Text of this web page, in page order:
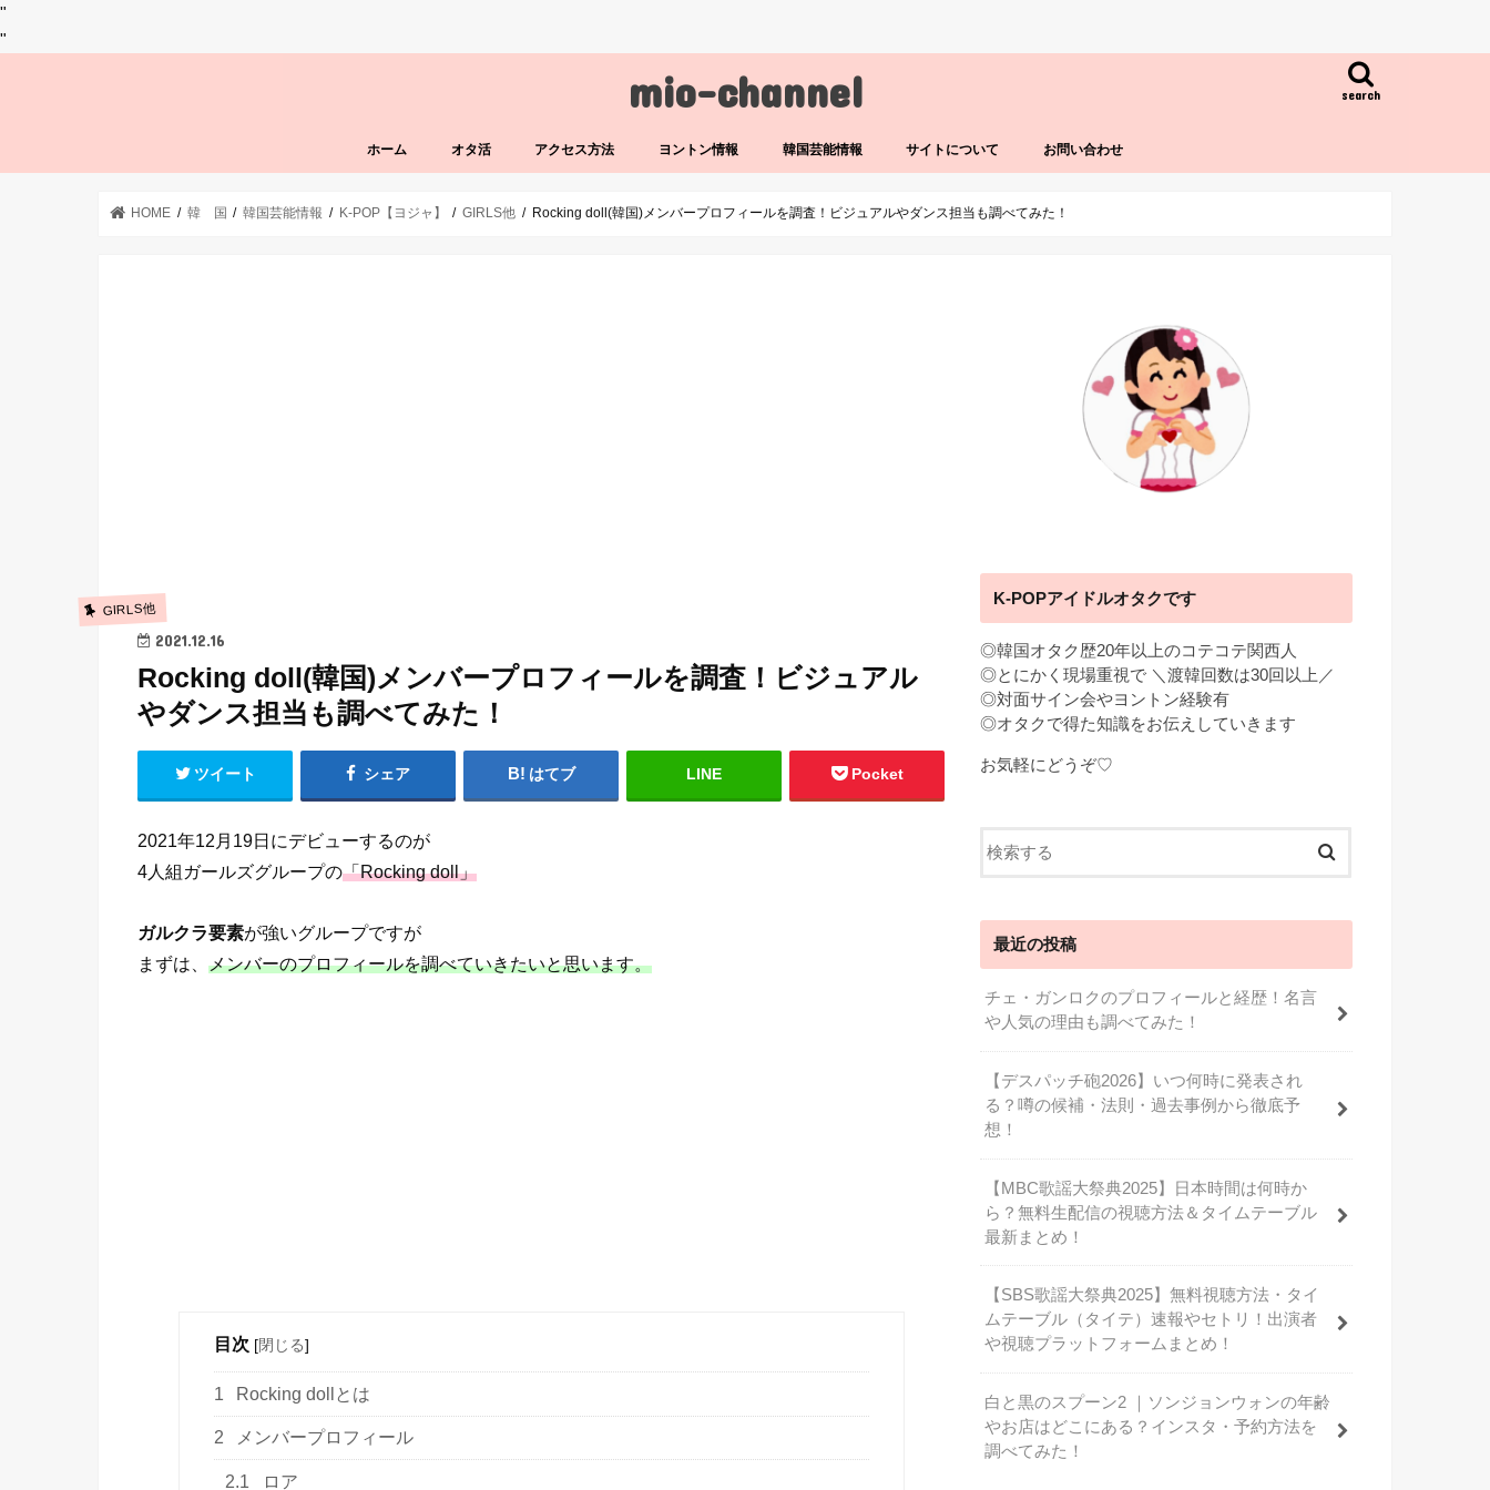
"
"
mio-channel search
ホーム オタ活 アクセス方法 ヨントン情報 韓国芸能情報 サイトについて お問い合わせ
HOME 韓 国 韓国芸能情報 K-POP【ヨジャ】 GIRLS他 Rocking doll(韓国)メンバープロフィールを調査！ビジュアルやダンス担当も調べてみた！
GIRLS他
2021.12.16
Rocking doll(韓国)メンバープロフィールを調査！ビジュアル
やダンス担当も調べてみた！
ツイート シェア はてブ LINE Pocket
2021年12月19日にデビューするのが
4人組ガールズグループの「Rocking doll」
ガルクラ要素が強いグループですが
まずは、 メンバーのプロフィールを調べていきたいと思います。
目次 [閉じる]
1 Rocking dollとは
2 メンバープロフィール
2.1 ロア
K-POPアイドルオタクです
◎韓国オタク歴20年以上のコテコテ関西人
◎とにかく現場重視で ＼渡韓回数は30回以上／
◎対面サイン会やヨントン経験有
◎オタクで得た知識をお伝えしていきます
お気軽にどうぞ♡
最近の投稿
チェ・ガンロクのプロフィールと経歴！名言
や人気の理由も調べてみた！
【デスパッチ砲2026】いつ何時に発表され
る？噂の候補・法則・過去事例から徹底予
想！
【MBC歌謡大祭典2025】日本時間は何時か
ら？無料生配信の視聴方法＆タイムテーブル
最新まとめ！
【SBS歌謡大祭典2025】無料視聴方法・タイ
ムテーブル（タイテ）速報やセトリ！出演者
や視聴プラットフォームまとめ！
白と黒のスプーン2 ｜ソンジョンウォンの年齢
やお店はどこにある？インスタ・予約方法を
調べてみた！